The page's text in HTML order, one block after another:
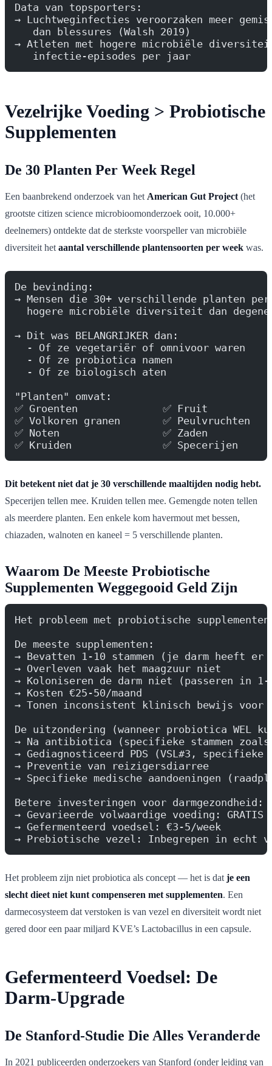
Data van topsporters:
→ Luchtweginfecties veroorzaken meer
   dan blessures (Walsh 2019)
→ Atleten met hogere microbiële diversiteit
   infectie-episodes per jaar
Vezelrijke Voeding > Probiotische
Supplementen
De 30 Planten Per Week Regel
Een baanbrekend onderzoek van het American Gut Project (het
grootste citizen science microbioomonderzoek ooit, 10.000+
deelnemers) ontdekte dat de sterkste voorspeller van microbiële
diversiteit het aantal verschillende plantensoorten per week was.
De bevinding:
→ Mensen die 30+ verschillende planten per
hogere microbiële diversiteit dan
→ Dit was BELANGRIJKER dan:
  - Of ze vegetariër of omnivoor waren
  - Of ze probiotica namen
  - Of ze biologisch aten
"Planten" omvat:
✅ Groenten              ✅ Fruit
✅ Volkoren granen       ✅ Peulvruchten
✅ Noten                 ✅ Zaden
✅ Kruiden               ✅ Specerijen
Dit betekent niet dat je 30 verschillende maaltijden nodig hebt.
Specerijen tellen mee. Kruiden tellen mee. Gemengde noten tellen
als meerdere planten. Een enkele kom havermout met bessen,
chiazaden, walnoten en kaneel = 5 verschillende planten.
Waarom De Meeste Probiotische
Supplementen Weggegooid Geld Zijn
Het probleem met probiotische
De meeste supplementen:
→ Bevatten 1-10 stammen (je darm heeft er
→ Overleven vaak het maagzuur niet
→ Koloniseren de darm niet (passeren in 1-
→ Kosten €25-50/maand
→ Tonen inconsistent klinisch bewijs voor
De uitzondering (wanneer probiotica WEL
→ Na antibiotica (specifieke stammen
→ Gediagnosticeerd PDS (VSL#3, specifieke
→ Preventie van reizigersdiarree
→ Specifieke medische aandoeningen
Betere investeringen voor darmgezondheid:
→ Gevarieerde volwaardige voeding:
→ Gefermenteerd voedsel: €3-5/week
→ Prebiotische vezel: Inbegrepen in echt
Het probleem zijn niet probiotica als concept — het is dat je een
slecht dieet niet kunt compenseren met supplementen. Een
darmecosysteem dat verstoken is van vezel en diversiteit wordt niet
gered door een paar miljard KVE’s Lactobacillus in een capsule.
Gefermenteerd Voedsel: De
Darm-Upgrade
De Stanford-Studie Die Alles Veranderde
In 2021 publiceerden onderzoekers van Stanford (onder leiding van